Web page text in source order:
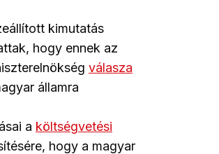
kimutatás
hogy ennek az
válasza
államra
a költségvetési
hogy a magyar